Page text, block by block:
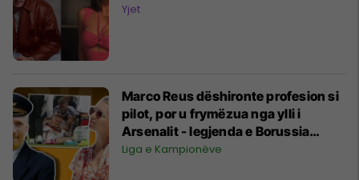
Yjet
Marco Reus dëshironte profesion si
pilot, por u frymëzua nga ylli i
Arsenalit - legjenda e Borussia
Dortmund kërkon një fund përrallor
Liga e Kampionëve